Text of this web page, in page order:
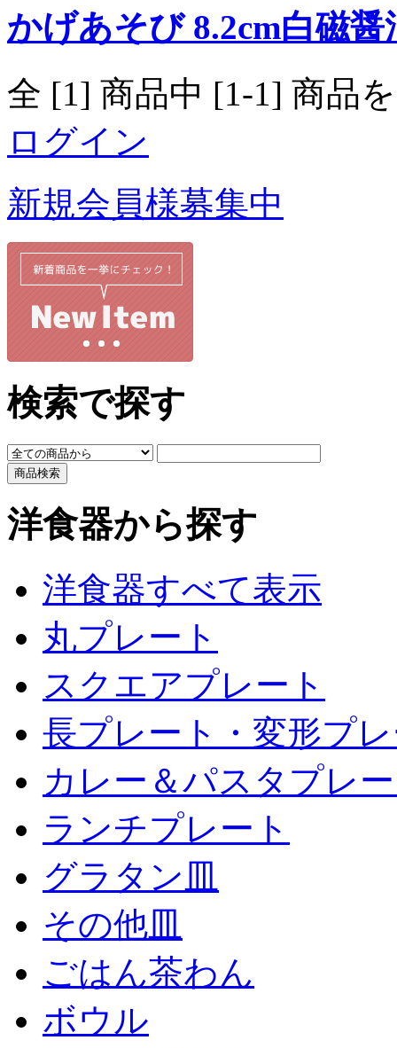
かげあそび 8.2cm白磁
全 [1] 商品中 [1-1] 商品
ログイン
新規会員様募集中
検索で探す
洋食器から探す
洋食器すべて表示
丸プレート
スクエアプレート
長プレート・変形プ
カレー＆パスタプレ
ランチプレート
グラタン皿
その他皿
ごはん茶わん
ボウル